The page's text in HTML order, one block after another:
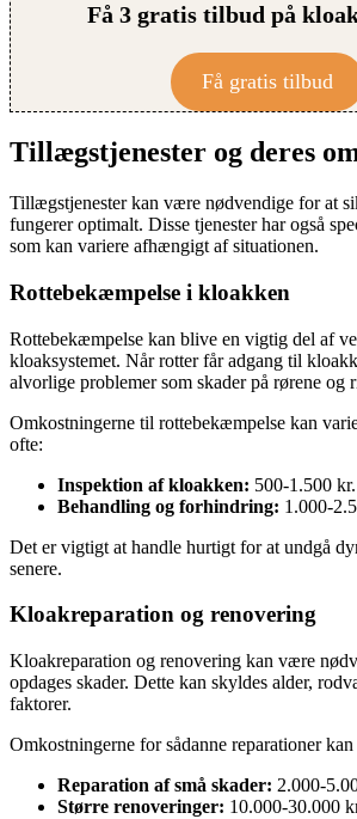
Få 3 gratis tilbud på
Få gratis tilbud
Tillægstjenester og deres
Tillægstjenester kan være nødvendige for at
fungerer optimalt. Disse tjenester har også
som kan variere afhængigt af situationen.
Rottebekæmpelse i kloakken
Rottebekæmpelse kan blive en vigtig del af
kloaksystemet. Når rotter får adgang til
alvorlige problemer som skader på rørene og
Omkostningerne til rottebekæmpelse kan
ofte:
Inspektion af kloakken: 500-1.500 kr.
Behandling og forhindring: 1.000-
Det er vigtigt at handle hurtigt for at undgå
senere.
Kloakreparation og renovering
Kloakreparation og renovering kan være
opdages skader. Dette kan skyldes alder,
faktorer.
Omkostningerne for sådanne reparationer
Reparation af små skader: 2.000-
Større renoveringer: 10.000-30.000